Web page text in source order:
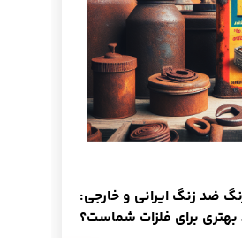
برتر رنگ ضد زنگ ایرانی و خارجی:
برای فلزات شماست؟